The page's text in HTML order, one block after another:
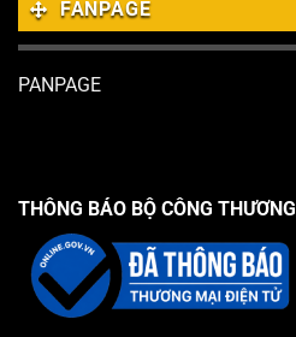
FANPAGE
PANPAGE
THÔNG BÁO BỘ CÔNG THƯƠNG